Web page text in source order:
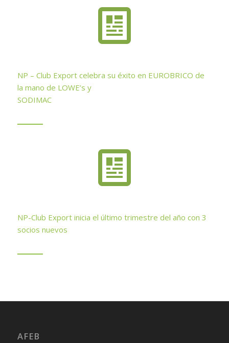
NP – Club Export celebra su éxito en EUROBRICO de
la mano de LOWE’s y
SODIMAC
NP-Club Export inicia el último trimestre del año con 3
socios nuevos
AFEB